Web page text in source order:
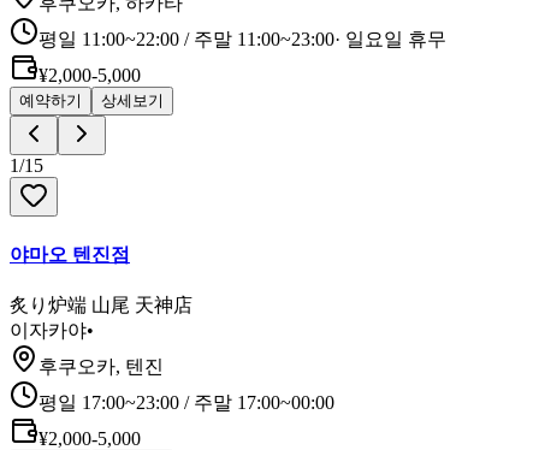
평일 11:00~22:00 / 주말 11:00~23:00· 일요일 휴무
¥2,000-5,000
예약하기 상세보기
1/15
야마오 텐진점
炙り炉端 山尾 天神店
이자카야•
후쿠오카, 텐진
평일 17:00~23:00 / 주말 17:00~00:00
¥2,000-5,000